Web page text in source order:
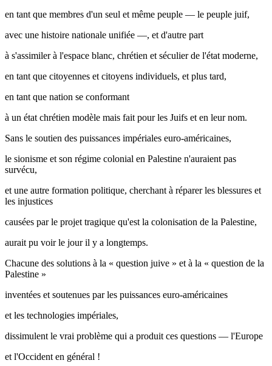
en tant que membres d'un seul et même peuple — le peuple juif,
avec une histoire nationale unifiée —, et d'autre part
à s'assimiler à l'espace blanc, chrétien et séculier de l'état moderne,
en tant que citoyennes et citoyens individuels, et plus tard,
en tant que nation se conformant
à un état chrétien modèle mais fait pour les Juifs et en leur nom.
Sans le soutien des puissances impériales euro-américaines,
le sionisme et son régime colonial en Palestine n'auraient pas
survécu,
et une autre formation politique, cherchant à réparer les blessures et
les injustices
causées par le projet tragique qu'est la colonisation de la Palestine,
aurait pu voir le jour il y a longtemps.
Chacune des solutions à la « question juive » et à la « question de la
Palestine »
inventées et soutenues par les puissances euro-américaines
et les technologies impériales,
dissimulent le vrai problème qui a produit ces questions — l'Europe
et l'Occident en général !